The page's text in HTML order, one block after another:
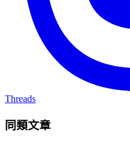
Threads
同類文章